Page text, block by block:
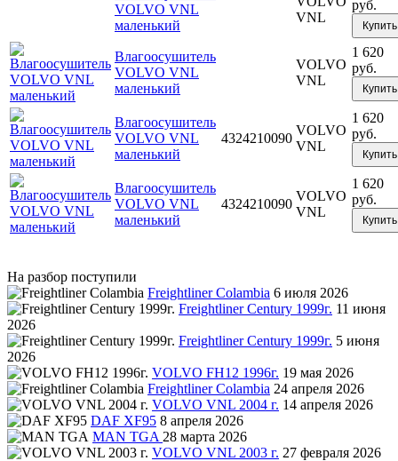
VOLVO VNL
маленький
VNL
руб.
Купить
Влагоосушитель
VOLVO VNL
маленький
VOLVO
VNL
1 620
руб.
Купить
Влагоосушитель
VOLVO VNL
маленький
4324210090
VOLVO
VNL
1 620
руб.
Купить
Влагоосушитель
VOLVO VNL
маленький
4324210090
VOLVO
VNL
1 620
руб.
Купить
На разбор поступили
Freightliner Colambia 6 июля 2026
Freightliner Century 1999г. 11 июня
2026
Freightliner Century 1999г. 5 июня
2026
VOLVO FH12 1996г. 19 мая 2026
Freightliner Colambia 24 апреля 2026
VOLVO VNL 2004 г. 14 апреля 2026
DAF XF95 8 апреля 2026
MAN TGA 28 марта 2026
VOLVO VNL 2003 г. 27 февраля 2026